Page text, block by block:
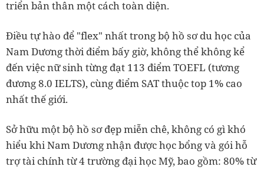
triển bản thân một cách toàn diện.
Điều tự hào để "flex" nhất trong bộ hồ sơ du học của
Nam Dương thời điểm bấy giờ, không thể không kể
đến việc nữ sinh từng đạt 113 điểm TOEFL (tương
đương 8.0 IELTS), cùng điểm SAT thuộc top 1% cao
nhất thế giới.
Sở hữu một bộ hồ sơ đẹp miễn chê, không có gì khó
hiểu khi Nam Dương nhận được học bổng và gói hỗ
trợ tài chính từ 4 trường đại học Mỹ, bao gồm: 80% từ